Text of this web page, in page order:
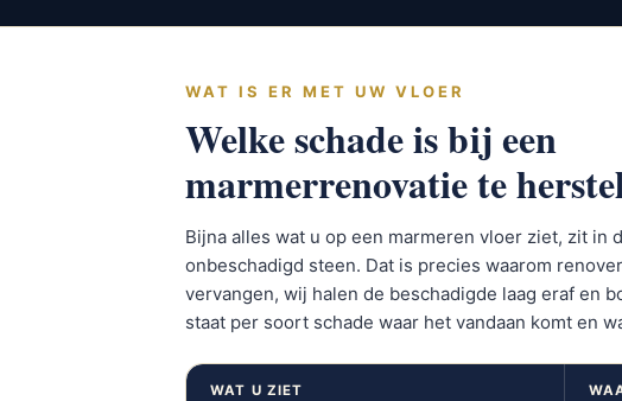
WAT IS ER MET UW VLOER
Welke schade is bij een
marmerrenovatie te
Bijna alles wat u op een marmeren vloer ziet, zit in
onbeschadigd steen. Dat is precies waarom
vervangen, wij halen de beschadigde laag eraf en
staat per soort schade waar het vandaan komt en
WAT U ZIET